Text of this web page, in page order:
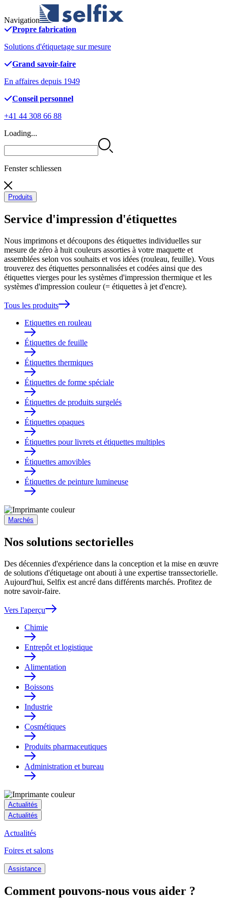
Navigation
Propre fabrication
Solutions d'étiquetage sur mesure
Grand savoir-faire
En affaires depuis 1949
Conseil personnel
+41 44 308 66 88
Loading...
Fenster schliessen
Produits
Service d'impression d'étiquettes
Nous imprimons et découpons des étiquettes individuelles sur
mesure de zéro à huit couleurs assorties à votre maquette et
assemblées selon vos souhaits et vos idées (rouleau, feuille). Vous
trouverez des étiquettes personnalisées et codées ainsi que des
étiquettes vierges pour les systèmes d'impression thermique et les
systèmes d'impression couleur (= étiquettes à jet d'encre).
Tous les produits
Etiquettes en rouleau
Étiquettes de feuille
Étiquettes thermiques
Étiquettes de forme spéciale
Étiquettes de produits surgelés
Étiquettes opaques
Étiquettes pour livrets et étiquettes multiples
Étiquettes amovibles
Étiquettes de peinture lumineuse
Marchés
Nos solutions sectorielles
Des décennies d'expérience dans la conception et la mise en œuvre
de solutions d'étiquetage ont abouti à une expertise transsectorielle.
Aujourd'hui, Selfix est ancré dans différents marchés. Profitez de
notre savoir-faire.
Vers l'aperçu
Chimie
Entrepôt et logistique
Alimentation
Boissons
Industrie
Cosmétiques
Produits pharmaceutiques
Administration et bureau
Actualités
Actualités
Actualités
Foires et salons
Assistance
Comment pouvons-nous vous aider ?